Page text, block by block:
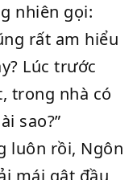
nhiên gọi:
rất am hiểu
Lúc trước
trong nhà có
sao?”
luôn rồi, Ngôn
mái gật đầu,